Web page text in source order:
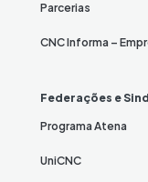
Parcerias
CNC Informa –
Federações e
Programa Atena
UniCNC